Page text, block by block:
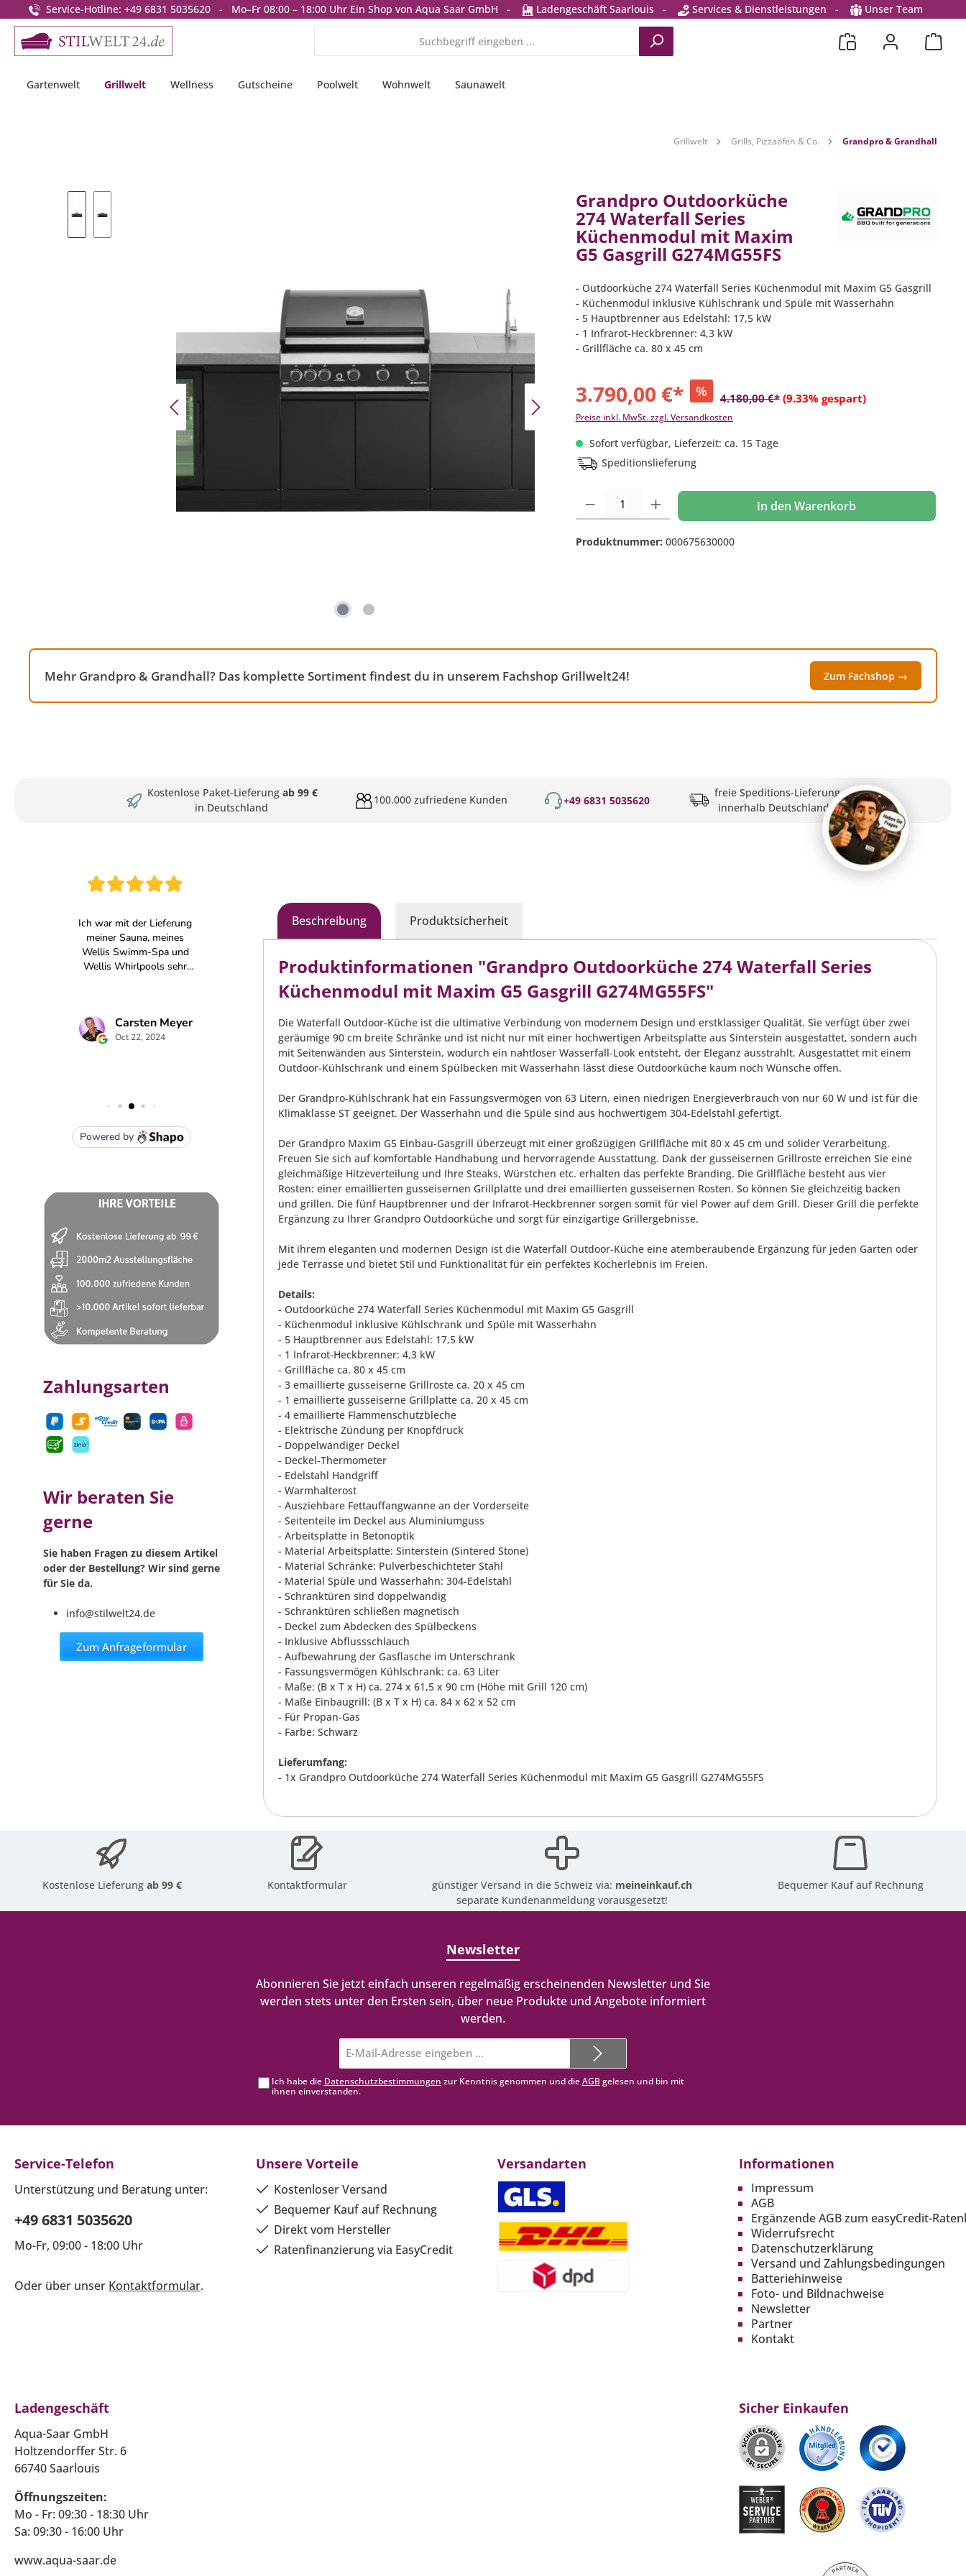
Zur Hauptnavigation springen
Service-Hotline: +49 6831 5035620 - Mo–Fr 08:00 – 18:00 Uhr Ein Shop von Aqua Saar GmbH - Ladengeschäft Saarlouis - Services & Dienstleistungen - Unser Team
Gartenwelt Grillwelt Wellness Gutscheine Poolwelt Wohnwelt Saunawelt
Grillwelt Grills, Pizzaöfen & Co. Grandpro & Grandhall
Grandpro Outdoorküche
274 Waterfall Series
Küchenmodul mit Maxim
G5 Gasgrill G274MG55FS
- Outdoorküche 274 Waterfall Series Küchenmodul mit Maxim G5 Gasgrill
- Küchenmodul inklusive Kühlschrank und Spüle mit Wasserhahn
- 5 Hauptbrenner aus Edelstahl: 17,5 kW
- 1 Infrarot-Heckbrenner: 4,3 kW
- Grillfläche ca. 80 x 45 cm
3.790,00 €* % 4.180,00 €* (9.33% gespart)
Preise inkl. MwSt. zzgl. Versandkosten
Sofort verfügbar, Lieferzeit: ca. 15 Tage
Speditionslieferung
Produkt Anzahl: Gib den gewünschten Wert ein oder benutze die Schaltflächen um die
In den Warenkorb
Produktnummer: 000675630000
Mehr Grandpro & Grandhall? Das komplette Sortiment findest du in unserem Fachshop Grillwelt24! Zum Fachshop →
Kostenlose Paket-Lieferung ab 99 €
in Deutschland
100.000 zufriedene Kunden +49 6831 5035620
freie Speditions-Lieferung
innerhalb Deutschlands
Zahlungsarten
Wir beraten Sie
gerne
Sie haben Fragen zu diesem Artikel
oder der Bestellung? Wir sind gerne
für Sie da.
info@stilwelt24.de
Zum Anfrageformular
Beschreibung Produktsicherheit
Produktinformationen "Grandpro Outdoorküche 274 Waterfall Series
Küchenmodul mit Maxim G5 Gasgrill G274MG55FS"
Die Waterfall Outdoor-Küche ist die ultimative Verbindung von modernem Design und erstklassiger Qualität. Sie verfügt über zwei
geräumige 90 cm breite Schränke und ist nicht nur mit einer hochwertigen Arbeitsplatte aus Sinterstein ausgestattet, sondern auch
mit Seitenwänden aus Sinterstein, wodurch ein nahtloser Wasserfall-Look entsteht, der Eleganz ausstrahlt. Ausgestattet mit einem
Outdoor-Kühlschrank und einem Spülbecken mit Wasserhahn lässt diese Outdoorküche kaum noch Wünsche offen.
Der Grandpro-Kühlschrank hat ein Fassungsvermögen von 63 Litern, einen niedrigen Energieverbrauch von nur 60 W und ist für die
Klimaklasse ST geeignet. Der Wasserhahn und die Spüle sind aus hochwertigem 304-Edelstahl gefertigt.
Der Grandpro Maxim G5 Einbau-Gasgrill überzeugt mit einer großzügigen Grillfläche mit 80 x 45 cm und solider Verarbeitung.
Freuen Sie sich auf komfortable Handhabung und hervorragende Ausstattung. Dank der gusseisernen Grillroste erreichen Sie eine
gleichmäßige Hitzeverteilung und Ihre Steaks, Würstchen etc. erhalten das perfekte Branding. Die Grillfläche besteht aus vier
Rosten: einer emaillierten gusseisernen Grillplatte und drei emaillierten gusseisernen Rosten. So können Sie gleichzeitig backen
und grillen. Die fünf Hauptbrenner und der Infrarot-Heckbrenner sorgen somit für viel Power auf dem Grill. Dieser Grill die perfekte
Ergänzung zu Ihrer Grandpro Outdoorküche und sorgt für einzigartige Grillergebnisse.
Mit ihrem eleganten und modernen Design ist die Waterfall Outdoor-Küche eine atemberaubende Ergänzung für jeden Garten oder
jede Terrasse und bietet Stil und Funktionalität für ein perfektes Kocherlebnis im Freien.
Details:
- Outdoorküche 274 Waterfall Series Küchenmodul mit Maxim G5 Gasgrill
- Küchenmodul inklusive Kühlschrank und Spüle mit Wasserhahn
- 5 Hauptbrenner aus Edelstahl: 17,5 kW
- 1 Infrarot-Heckbrenner: 4,3 kW
- Grillfläche ca. 80 x 45 cm
- 3 emaillierte gusseiserne Grillroste ca. 20 x 45 cm
- 1 emaillierte gusseiserne Grillplatte ca. 20 x 45 cm
- 4 emaillierte Flammenschutzbleche
- Elektrische Zündung per Knopfdruck
- Doppelwandiger Deckel
- Deckel-Thermometer
- Edelstahl Handgriff
- Warmhalterost
- Ausziehbare Fettauffangwanne an der Vorderseite
- Seitenteile im Deckel aus Aluminiumguss
- Arbeitsplatte in Betonoptik
- Material Arbeitsplatte: Sinterstein (Sintered Stone)
- Material Schränke: Pulverbeschichteter Stahl
- Material Spüle und Wasserhahn: 304-Edelstahl
- Schranktüren sind doppelwandig
- Schranktüren schließen magnetisch
- Deckel zum Abdecken des Spülbeckens
- Inklusive Abflussschlauch
- Aufbewahrung der Gasflasche im Unterschrank
- Fassungsvermögen Kühlschrank: ca. 63 Liter
- Maße: (B x T x H) ca. 274 x 61,5 x 90 cm (Höhe mit Grill 120 cm)
- Maße Einbaugrill: (B x T x H) ca. 84 x 62 x 52 cm
- Für Propan-Gas
- Farbe: Schwarz
Lieferumfang:
- 1x Grandpro Outdoorküche 274 Waterfall Series Küchenmodul mit Maxim G5 Gasgrill G274MG55FS
Kostenlose Lieferungab 99 € Kontaktformular günstiger Versand in die Schweiz via: meineinkauf.ch
separate Kundenanmeldung vorausgesetzt!
Bequemer Kauf auf Rechnung
Newsletter
Abonnieren Sie jetzt einfach unseren regelmäßig erscheinenden Newsletter und Sie
werden stets unter den Ersten sein, über neue Produkte und Angebote informiert
werden.
Mail-
Adresse*
Ich habe die Datenschutzbestimmungen zur Kenntnis genommen und dieAGBgelesen und bin mit
ihnen einverstanden.
Service-Telefon
Unterstützung und Beratung unter:
+49 6831 5035620
Mo-Fr, 09:00 - 18:00 Uhr
Oder über unser Kontaktformular.
Unsere Vorteile
Kostenloser Versand
Bequemer Kauf auf Rechnung
Direkt vom Hersteller
Ratenfinanzierung via EasyCredit
Versandarten Informationen
Impressum
AGB
Ergänzende AGB zum easyCredit-
Widerrufsrecht
Datenschutzerklärung
Versand und Zahlungsbedingungen
Batteriehinweise
Foto- und Bildnachweise
Newsletter
Partner
Kontakt
Ladengeschäft
Aqua-Saar GmbH
Holtzendorffer Str. 6
66740 Saarlouis
Öffnungszeiten:
Mo - Fr: 09:30 - 18:30 Uhr
Sa: 09:30 - 16:00 Uhr
www.aqua-saar.de
Sicher Einkaufen